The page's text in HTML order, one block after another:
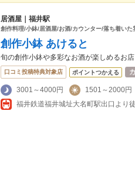
居酒屋｜福井駅
創作料理/小鉢/居酒屋/お酒/カウンター/落ち着い
創作小鉢 あけると
旬の創作小鉢や多彩なお酒が楽しめるお店
口コミ投稿特典対象店 ポイントつかえる
3001～4000円
1501～2000円
福井鉄道福井城址大名町駅出口より